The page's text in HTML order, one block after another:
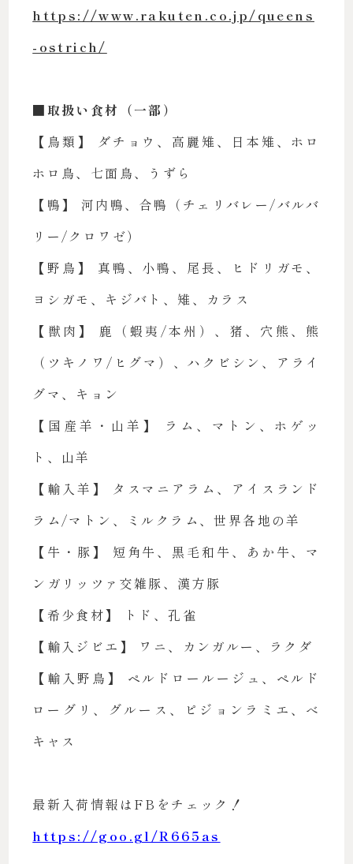
https://www.rakuten.co.jp/queens
-ostrich/
■取扱い食材（一部）
【鳥類】 ダチョウ、高麗雉、日本雉、ホロ
ホロ鳥、七面鳥、うずら
【鴨】 河内鴨、合鴨（チェリバレー/バルバ
リー/クロワゼ）
【野鳥】 真鴨、小鴨、尾長、ヒドリガモ、
ヨシガモ、キジバト、雉、カラス
【獣肉】 鹿（蝦夷/本州）、猪、穴熊、熊
（ツキノワ/ヒグマ）、ハクビシン、アライ
グマ、キョン
【国産羊・山羊】 ラム、マトン、ホゲッ
ト、山羊
【輸入羊】 タスマニアラム、アイスランド
ラム/マトン、ミルクラム、世界各地の羊
【牛・豚】 短角牛、黒毛和牛、あか牛、マ
ンガリッツァ交雑豚、漢方豚
【希少食材】 トド、孔雀
【輸入ジビエ】 ワニ、カンガルー、ラクダ
【輸入野鳥】 ペルドロールージュ、ペルド
ローグリ、グルース、ピジョンラミエ、べ
キャス
最新入荷情報はFBをチェック！
https://goo.gl/R665as